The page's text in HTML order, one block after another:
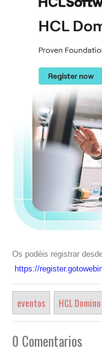
Os podéis registrar
https://
eventos HCL Domino
0 Comentarios